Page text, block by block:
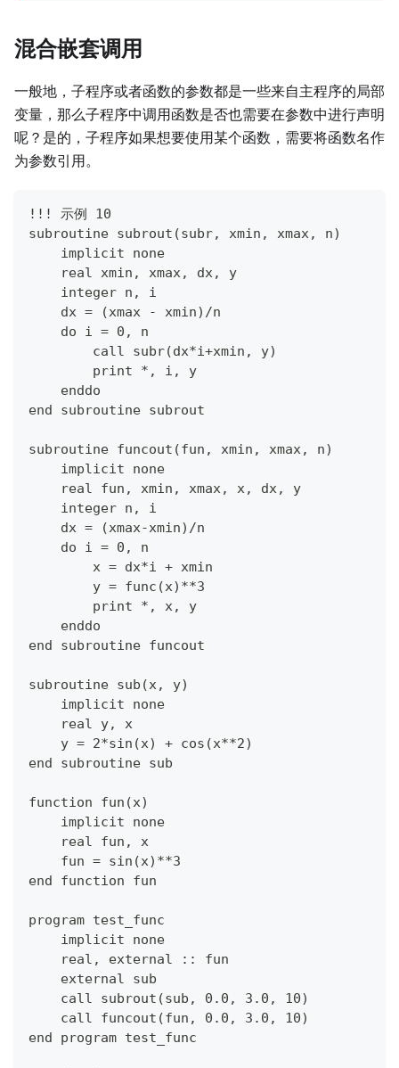
混合嵌套调用
一般地，子程序或者函数的参数都是一些来自主程序的局部
变量，那么子程序中调用函数是否也需要在参数中进行声明
呢？是的，子程序如果想要使用某个函数，需要将函数名作
为参数引用。
!!! 示例 10
subroutine subrout(subr, xmin, xmax, n)
    implicit none
    real xmin, xmax, dx, y
    integer n, i
    dx = (xmax - xmin)/n
    do i = 0, n
        call subr(dx*i+xmin, y)
        print *, i, y
    enddo
end subroutine subrout
subroutine funcout(fun, xmin, xmax, n)
    implicit none
    real fun, xmin, xmax, x, dx, y
    integer n, i
    dx = (xmax-xmin)/n
    do i = 0, n
        x = dx*i + xmin
        y = func(x)**3
        print *, x, y
    enddo
end subroutine funcout
subroutine sub(x, y)
    implicit none
    real y, x
    y = 2*sin(x) + cos(x**2)
end subroutine sub
function fun(x)
    implicit none
    real fun, x
    fun = sin(x)**3
end function fun
program test_func
    implicit none
    real, external :: fun
    external sub
    call subrout(sub, 0.0, 3.0, 10)
    call funcout(fun, 0.0, 3.0, 10)
end program test_func